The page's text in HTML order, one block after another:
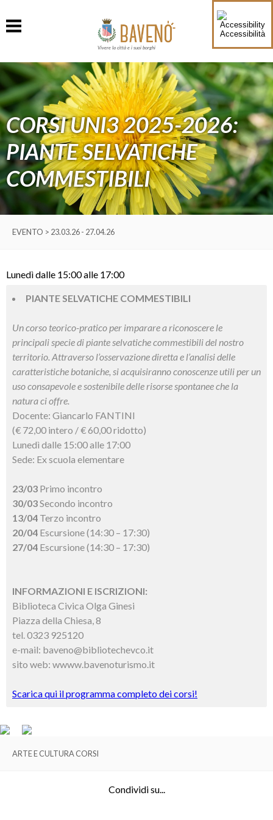
Accessibilità
Vivere la città e i suoi borghi
CORSI UNI3 2025-2026:
PIANTE SELVATICHE
COMMESTIBILI
EVENTO > 23.03.26 - 27.04.26
Lunedì dalle 15:00 alle 17:00
PIANTE SELVATICHE COMMESTIBILI
Un corso teorico-pratico per imparare a riconoscere le
principali specie di piante selvatiche commestibili del nostro
territorio. Attraverso l’osservazione diretta e l’analisi delle
caratteristiche botaniche, si acquisiranno conoscenze utili per un
uso consapevole e sostenibile delle risorse spontanee che la
natura ci offre.
Docente: Giancarlo FANTINI
(€ 72,00 intero / € 60,00 ridotto)
Lunedì dalle 15:00 alle 17:00
Sede: Ex scuola elementare
23/03 Primo incontro
30/03Secondo incontro
13/04 Terzo incontro
20/04 Escursione (14:30 – 17:30)
27/04 Escursione (14:30 – 17:30)
INFORMAZIONI E ISCRIZIONI:
Biblioteca Civica Olga Ginesi
Piazza della Chiesa, 8
tel. 0323 925120
e-mail: baveno@bibliotechevco.it
sito web: wwww.bavenoturismo.it
Scarica qui il programma completo dei corsi!
ARTE E CULTURA CORSI
Condividi su...